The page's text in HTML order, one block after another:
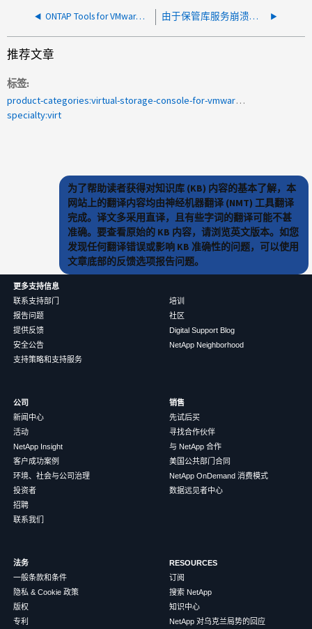
ONTAP Tools for VMware vSphere 从 10.4 升级到 10.5P2 失败，错误 07084 由于保管库服务崩溃，ONTAP Tools 服务部署失败，错误代码为 05061
推荐文章
标签
product-categories:virtual-storage-console-for-vmware-vsphere
specialty:virt
为了帮助读者获得对知识库 (KB) 内容的基本了解，本
网站上的翻译内容均由神经机器翻译 (NMT) 工具翻译
完成。译文多采用直译，且有些字词的翻译可能不甚
准确。要查看原始的 KB 内容，请浏览英文版本。如您
发现任何翻译错误或影响 KB 准确性的问题，可以使用
文章底部的反馈选项报告问题。
更多支持信息
联系支持部门
报告问题
提供反馈
安全公告
支持策略和支持服务
培训
社区
Digital Support Blog
NetApp Neighborhood
公司
新闻中心
活动
NetApp Insight
客户成功案例
环境、社会与公司治理
投资者
招聘
联系我们
销售
先试后买
寻找合作伙伴
与 NetApp 合作
美国公共部门合同
NetApp OnDemand 消费模式
数据远见者中心
法务
一般条款和条件
隐私 & Cookie 政策
版权
专利
RESOURCES
订阅
搜索 NetApp
知识中心
NetApp 对乌克兰局势的回应